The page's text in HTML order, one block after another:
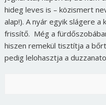
hideg leves is – közismert
alap!). A nyár egyik slágere
frissítő. Még a
hiszen remekül tisztítja a
pedig lelohasztja a